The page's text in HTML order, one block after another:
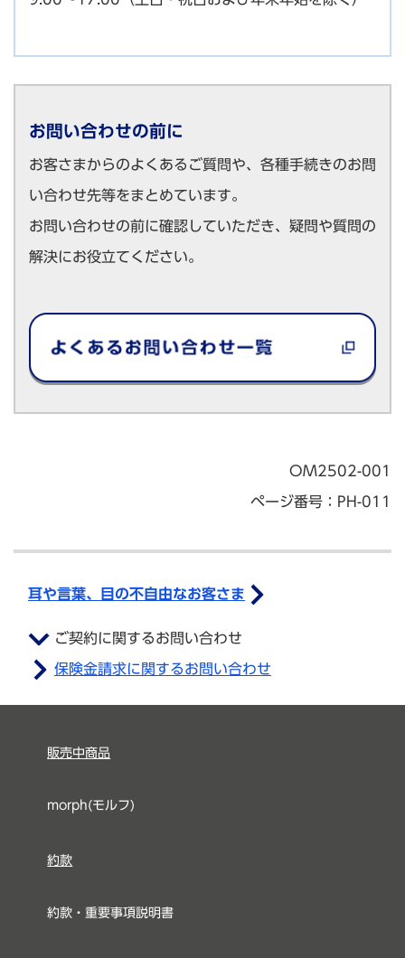
お問い合わせの前に
お客さまからのよくあるご質問や、各種手続きのお問
い合わせ先等をまとめています。
お問い合わせの前に確認していただき、疑問や質問の
解決にお役立てください。
OM2502-001
ページ番号：PH-011
耳や言葉、目の不自由なお客さま
ご契約に関するお問い合わせ
保険金請求に関するお問い合わせ
販売中商品
morph(モルフ)
約款
約款・重要事項説明書